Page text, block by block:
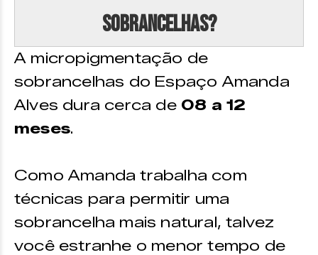
sobrancelhas?
A micropigmentação de
sobrancelhas do Espaço Amanda
Alves dura cerca de 08 a 12
meses.
Como Amanda trabalha com
técnicas para permitir uma
sobrancelha mais natural, talvez
você estranhe o menor tempo de